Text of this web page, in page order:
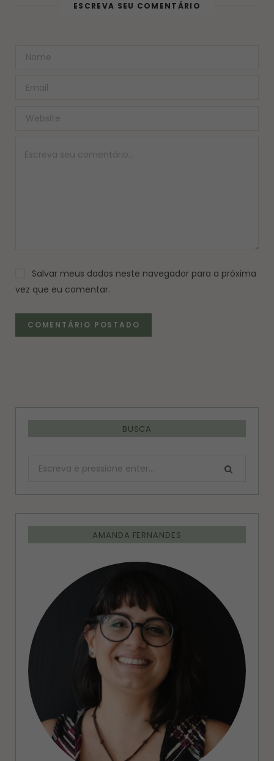
ESCREVA SEU COMENTÁRIO
Salvar meus dados neste navegador para a próxima
vez que eu comentar.
BUSCA
Procurar:
AMANDA FERNANDES